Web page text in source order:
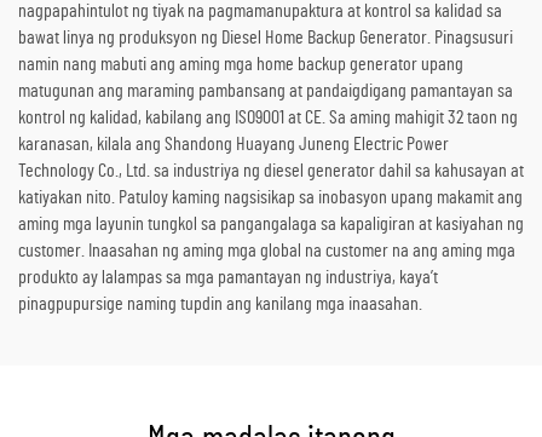
nagpapahintulot ng tiyak na pagmamanupaktura at kontrol sa kalidad sa
bawat linya ng produksyon ng Diesel Home Backup Generator. Pinagsusuri
namin nang mabuti ang aming mga home backup generator upang
matugunan ang maraming pambansang at pandaigdigang pamantayan sa
kontrol ng kalidad, kabilang ang ISO9001 at CE. Sa aming mahigit 32 taon ng
karanasan, kilala ang Shandong Huayang Juneng Electric Power
Technology Co., Ltd. sa industriya ng diesel generator dahil sa kahusayan at
katiyakan nito. Patuloy kaming nagsisikap sa inobasyon upang makamit ang
aming mga layunin tungkol sa pangangalaga sa kapaligiran at kasiyahan ng
customer. Inaasahan ng aming mga global na customer na ang aming mga
produkto ay lalampas sa mga pamantayan ng industriya, kaya’t
pinagpupursige naming tupdin ang kanilang mga inaasahan.